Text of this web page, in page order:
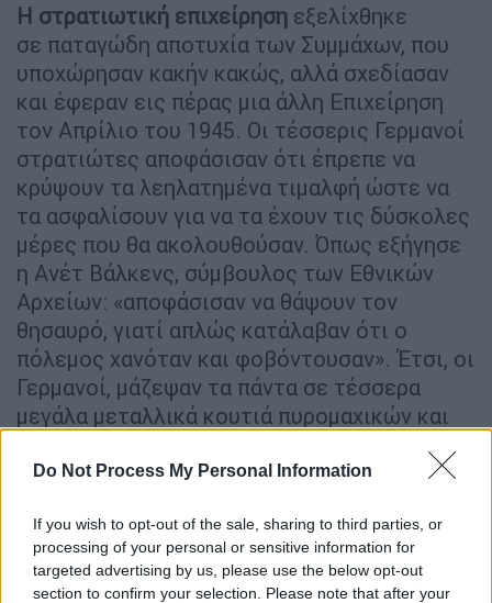
Do Not Process My Personal Information
If you wish to opt-out of the sale, sharing to third parties, or
processing of your personal or sensitive information for
targeted advertising by us, please use the below opt-out
section to confirm your selection. Please note that after your
Η στρατιωτική επιχείρηση εξελίχθηκε
σε παταγώδη αποτυχία των Συμμάχων, που
υποχώρησαν κακήν κακώς, αλλά σχεδίασαν
και έφεραν εις πέρας μια άλλη Επιχείρηση
τον Απρίλιο του 1945. Οι τέσσερις Γερμανοί
στρατιώτες αποφάσισαν ότι έπρεπε να
κρύψουν τα λεηλατημένα τιμαλφή ώστε να
τα ασφαλίσουν για να τα έχουν τις δύσκολες
μέρες που θα ακολουθούσαν. Όπως εξήγησε
η Ανέτ Βάλκενς, σύμβουλος των Εθνικών
Αρχείων: «αποφάσισαν να θάψουν τον
θησαυρό, γιατί απλώς κατάλαβαν ότι ο
πόλεμος χανόταν και φοβόντουσαν». Έτσι, οι
Γερμανοί, μάζεψαν τα πάντα σε τέσσερα
μεγάλα μεταλλικά κουτιά πυρομαχικών και
από το χωριό Ommeren, 20 χιλιόμετρα
ενός μέτρου. Στη συνέχεια οι στρατιώτες
ακολούθησαν την υποχώρηση του
Γερμανικού στρατού.